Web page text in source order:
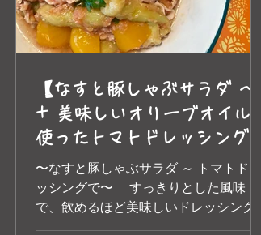
【なすと豚しゃぶサラダ ～
+ 美味しいオリーブオイルを
使ったトマトドレッシング
で】 by 美味しいオリーブオ
イルのトスカーナ エ トスカ
ーナ
〜なすと豚しゃぶサラダ ～ トマトドレ
ッシングで〜 すっきりとした風味
で、飲めるほど美味しいドレッシング
に！ 美味しいオリーブオイルをたっぷ